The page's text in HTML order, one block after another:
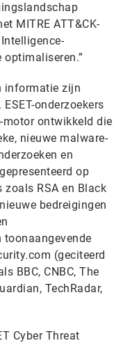
MITRE ATT&CK-
informatie zijn
onderzoekers
motor ontwikkeld die
nieuwe malware-
en
op
RSA en Black
bedreigingen
(geciteerd
BBC, CNBC, The
TechRadar,
Cyber Threat